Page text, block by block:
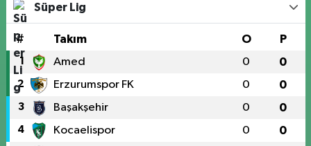
Süper Lig
# Takım O P
1 Amed 0 0
2 Erzurumspor FK 0 0
3 Başakşehir 0 0
4 Kocaelispor 0 0